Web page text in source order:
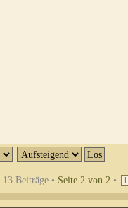
13 Beiträge • Seite 2 von 2 • 1